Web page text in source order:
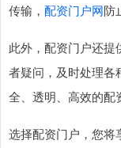
传输， 配资门户网防
此外，配资门户还提
者疑问，及时处理各
全、透明、高效的配
选择配资门户，您将